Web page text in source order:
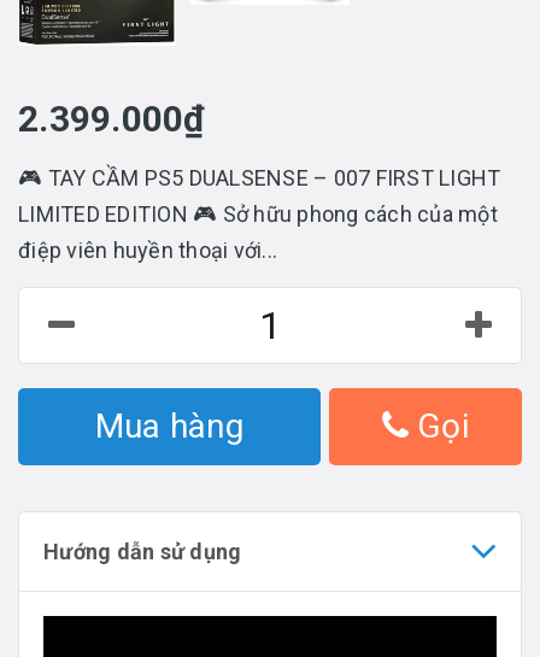
2.399.000₫
🎮 TAY CẦM PS5 DUALSENSE – 007 FIRST LIGHT
LIMITED EDITION 🎮 Sở hữu phong cách của một
điệp viên huyền thoại với...
Mua hàng Gọi
Hướng dẫn sử dụng